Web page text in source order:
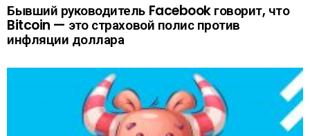
Бывший руководитель Facebook говорит, что
Bitcoin — это страховой полис против
инфляции доллара